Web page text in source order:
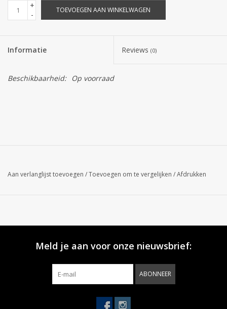
+
-
TOEVOEGEN AAN WINKELWAGEN
Informatie Reviews (0)
Beschikbaarheid: Op voorraad
Aan verlanglijst toevoegen /Toevoegen om te vergelijken /Afdrukken
Meld je aan voor onze nieuwsbrief:
ABONNEER